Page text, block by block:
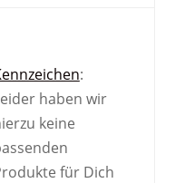
:
haben wir
keine
für Dich